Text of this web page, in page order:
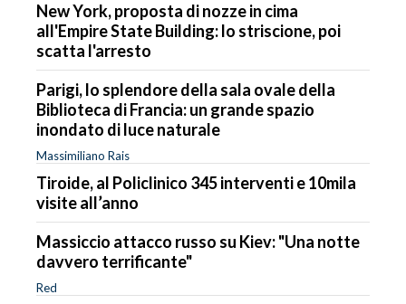
New York, proposta di nozze in cima
all'Empire State Building: lo striscione, poi
scatta l'arresto
Parigi, lo splendore della sala ovale della
Biblioteca di Francia: un grande spazio
inondato di luce naturale
Massimiliano Rais
Tiroide, al Policlinico 345 interventi e 10mila
visite all’anno
Massiccio attacco russo su Kiev: "Una notte
davvero terrificante"
Red